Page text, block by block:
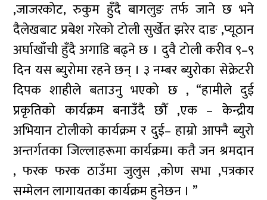
,जाजरकोट, रुकुम हुँदै बागलुङ तर्फ जाने छ भने
दैलेखबाट प्रबेश गरेको टोली सुर्खेत झरेर दाङ ,प्यूठान
अर्घाखाँची हुँदै अगाडि बढ्ने छ । दुवै टोली करीव ९–९
दिन यस ब्युरोमा रहने छन् । ३ नम्बर ब्युरोका सेक्रेटरी
दिपक शाहीले बताउनु भएको छ , “हामीले दुई
प्रकृतिको कार्यक्रम बनाउँदै छौँ ,एक – केन्द्रीय
अभियान टोलीको कार्यक्रम र दुई– हाम्रो आफ्नै ब्युरो
अन्तर्गतका जिल्लाहरूमा कार्यक्रम। कतै जन श्रमदान
, फरक फरक ठाउँमा जुलुस ,कोण सभा ,पत्रकार
सम्मेलन लागायतका कार्यक्रम हुनेछन । ”